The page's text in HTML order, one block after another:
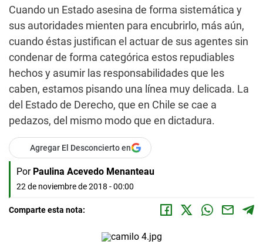
Cuando un Estado asesina de forma sistemática y
sus autoridades mienten para encubrirlo, más aún,
cuando éstas justifican el actuar de sus agentes sin
condenar de forma categórica estos repudiables
hechos y asumir las responsabilidades que les
caben, estamos pisando una línea muy delicada. La
del Estado de Derecho, que en Chile se cae a
pedazos, del mismo modo que en dictadura.
Agregar El Desconcierto en
Por Paulina Acevedo Menanteau
22 de noviembre de 2018 - 00:00
Comparte esta nota: